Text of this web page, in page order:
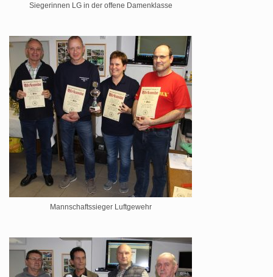
Siegerinnen LG in der offene Damenklasse
Mannschaftssieger Luftgewehr